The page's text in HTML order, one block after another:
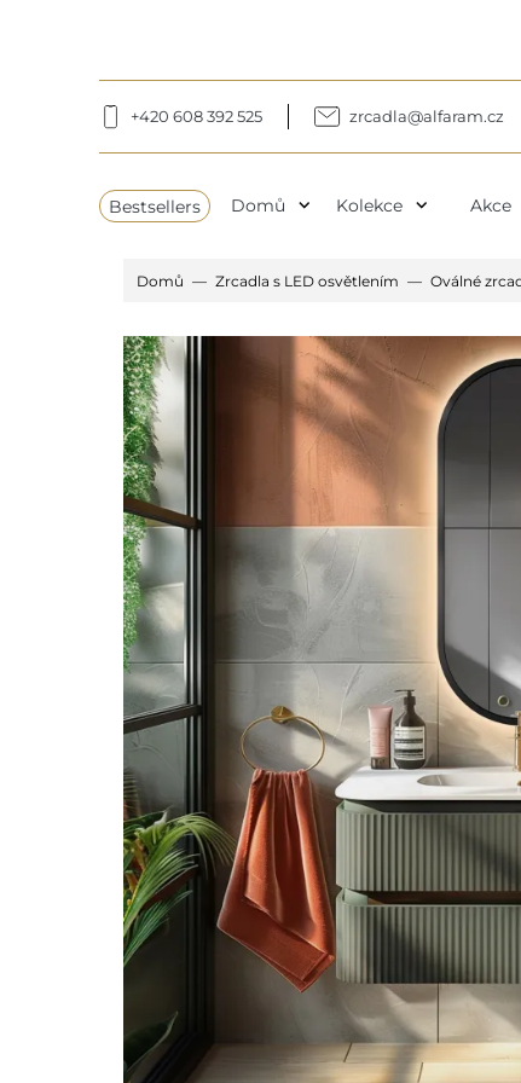
+420 608 392 525 zrcadla@alfaram.cz
Bestsellers Domů expand_more Kolekce expand_more Akce
Domů Zrcadla s LED osvětlením Oválné